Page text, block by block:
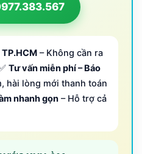
– Không cần ra
Tư vấn miễn phí – Báo
hài lòng mới thanh toán
nhanh gọn – Hỗ trợ cả